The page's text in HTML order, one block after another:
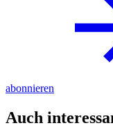
abonnieren
Auch